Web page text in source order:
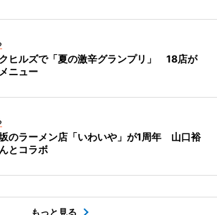
ヒルズで「夏の激辛グランプリ」 18店が
ニュー
のラーメン店「いわいや」が1周年 山口裕
とコラボ
もっと見る